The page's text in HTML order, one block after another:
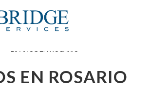
EN ROSARIO